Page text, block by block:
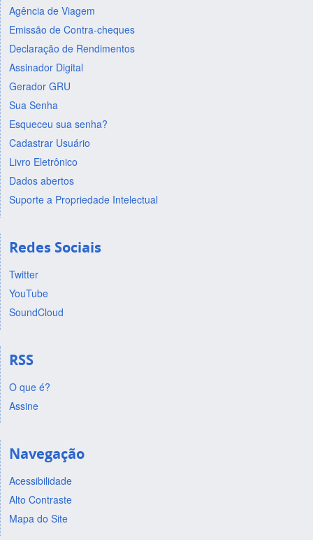
Agência de Viagem
Emissão de Contra-cheques
Declaração de Rendimentos
Assinador Digital
Gerador GRU
Sua Senha
Esqueceu sua senha?
Cadastrar Usuário
Livro Eletrônico
Dados abertos
Suporte a Propriedade Intelectual
Redes Sociais
Twitter
YouTube
SoundCloud
RSS
O que é?
Assine
Navegação
Acessibilidade
Alto Contraste
Mapa do Site